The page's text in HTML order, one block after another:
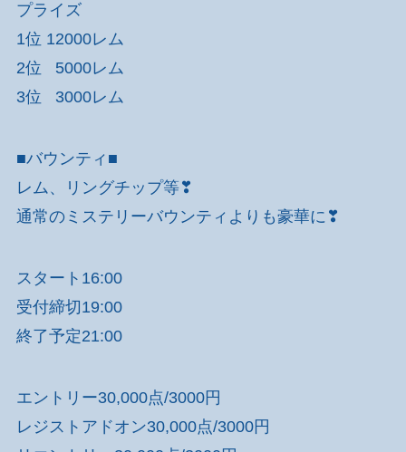
プライズ
1位 12000レム
2位 5000レム
3位 3000レム
■バウンティ■
レム、リングチップ等❣
通常のミステリーバウンティよりも豪華に❣
スタート16:00
受付締切19:00
終了予定21:00
エントリー30,000点/3000円
レジストアドオン30,000点/3000円